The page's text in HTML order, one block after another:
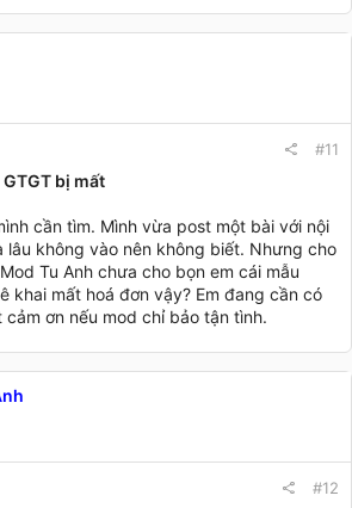
#11
bị mất
cần tìm. Mình vừa post một bài với nội
lâu không vào nên không biết. Nhưng cho
Tu Anh chưa cho bọn em cái mẫu
khai mất hoá đơn vậy? Em đang cần có
cảm ơn nếu mod chỉ bảo tận tình.
#12